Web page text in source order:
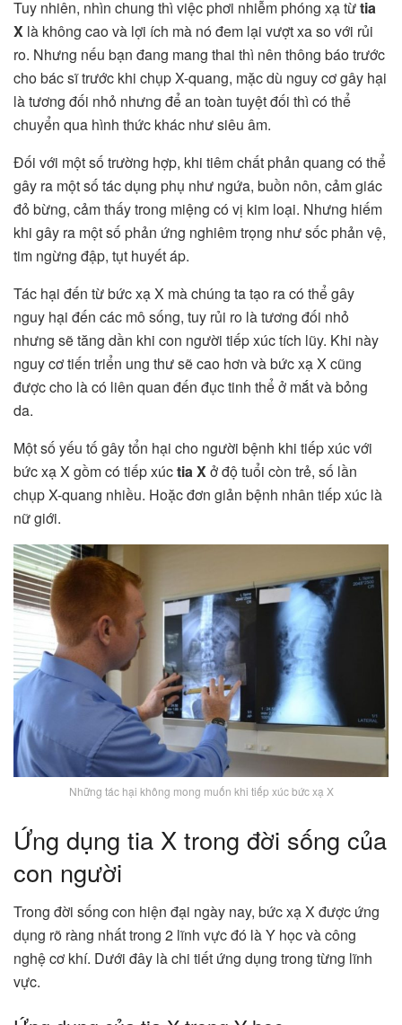
Tuy nhiên, nhìn chung thì việc phơi nhiễm phóng xạ từtia
X là không cao và lợi ích mà nó đem lại vượt xa so với rủi
ro. Nhưng nếu bạn đang mang thai thì nên thông báo trước
cho bác sĩ trước khi chụp X-quang, mặc dù nguy cơ gây hại
là tương đối nhỏ nhưng để an toàn tuyệt đối thì có thể
chuyển qua hình thức khác như siêu âm.
Đối với một số trường hợp, khi tiêm chất phản quang có thể
gây ra một số tác dụng phụ như ngứa, buồn nôn, cảm giác
đỏ bừng, cảm thấy trong miệng có vị kim loại. Nhưng hiếm
khi gây ra một số phản ứng nghiêm trọng như sốc phản vệ,
tim ngừng đập, tụt huyết áp.
Tác hại đến từ bức xạ X mà chúng ta tạo ra có thể gây
nguy hại đến các mô sống, tuy rủi ro là tương đối nhỏ
nhưng sẽ tăng dần khi con người tiếp xúc tích lũy. Khi này
nguy cơ tiến triển ung thư sẽ cao hơn và bức xạ X cũng
được cho là có liên quan đến đục tinh thể ở mắt và bỏng
da.
Một số yếu tố gây tổn hại cho người bệnh khi tiếp xúc với
bức xạ X gồm có tiếp xúctia Xở độ tuổi còn trẻ, số lần
chụp X-quang nhiều. Hoặc đơn giản bệnh nhân tiếp xúc là
nữ giới.
Những tác hại không mong muốn khi tiếp xúc bức xạ X
Ứng dụng tia X trong đời sống của
con người
Trong đời sống con hiện đại ngày nay, bức xạ X được ứng
dụng rõ ràng nhất trong 2 lĩnh vực đó là Y học và công
nghệ cơ khí. Dưới đây là chi tiết ứng dụng trong từng lĩnh
vực.